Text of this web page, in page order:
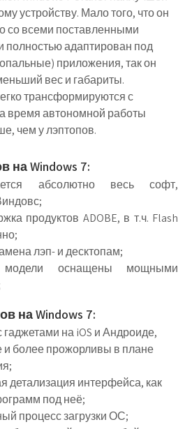
устройству. Мало того, что он
со всеми поставленными
полностью адаптирован под
приложения, так он
вес и габариты.
трансформируются с
время автономной работы
чем у лэптопов.
Windows 7:
абсолютно весь софт,
продуктов ADOBE, в т.ч. Flash
лэп- и десктопам;
модели оснащены мощными
на Windows 7:
гаджетами на iOS и Андроиде,
и более прожорливы в плане
детализация интерфейса, как
под неё;
процесс загрузки ОС;